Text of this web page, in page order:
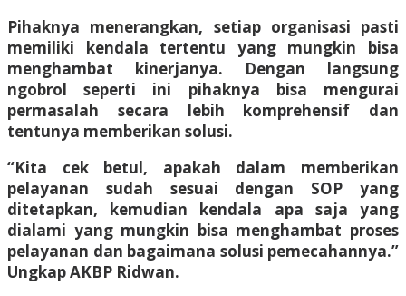
Pihaknya menerangkan, setiap organisasi pasti
memiliki kendala tertentu yang mungkin bisa
menghambat kinerjanya. Dengan langsung
ngobrol seperti ini pihaknya bisa mengurai
permasalah secara lebih komprehensif dan
tentunya memberikan solusi.
“Kita cek betul, apakah dalam memberikan
pelayanan sudah sesuai dengan SOP yang
ditetapkan, kemudian kendala apa saja yang
dialami yang mungkin bisa menghambat proses
pelayanan dan bagaimana solusi pemecahannya.”
Ungkap AKBP Ridwan.